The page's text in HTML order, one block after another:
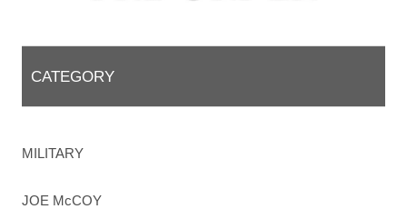
CATEGORY
MILITARY
JOE McCOY